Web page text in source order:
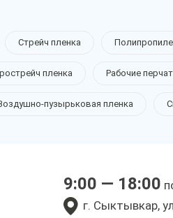
Стрейч пленка
пленка Рабочие
пузырьковая пленка
9:00 — 18:00
г. Сыктывкар,